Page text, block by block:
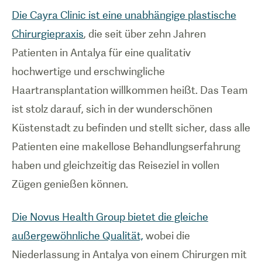
Die Cayra Clinic ist eine unabhängige plastische
Chirurgiepraxis, die seit über zehn Jahren
Patienten in Antalya für eine qualitativ
hochwertige und erschwingliche
Haartransplantation willkommen heißt. Das Team
ist stolz darauf, sich in der wunderschönen
Küstenstadt zu befinden und stellt sicher, dass alle
Patienten eine makellose Behandlungserfahrung
haben und gleichzeitig das Reiseziel in vollen
Zügen genießen können.
Die Novus Health Group bietet die gleiche
außergewöhnliche Qualität, wobei die
Niederlassung in Antalya von einem Chirurgen mit